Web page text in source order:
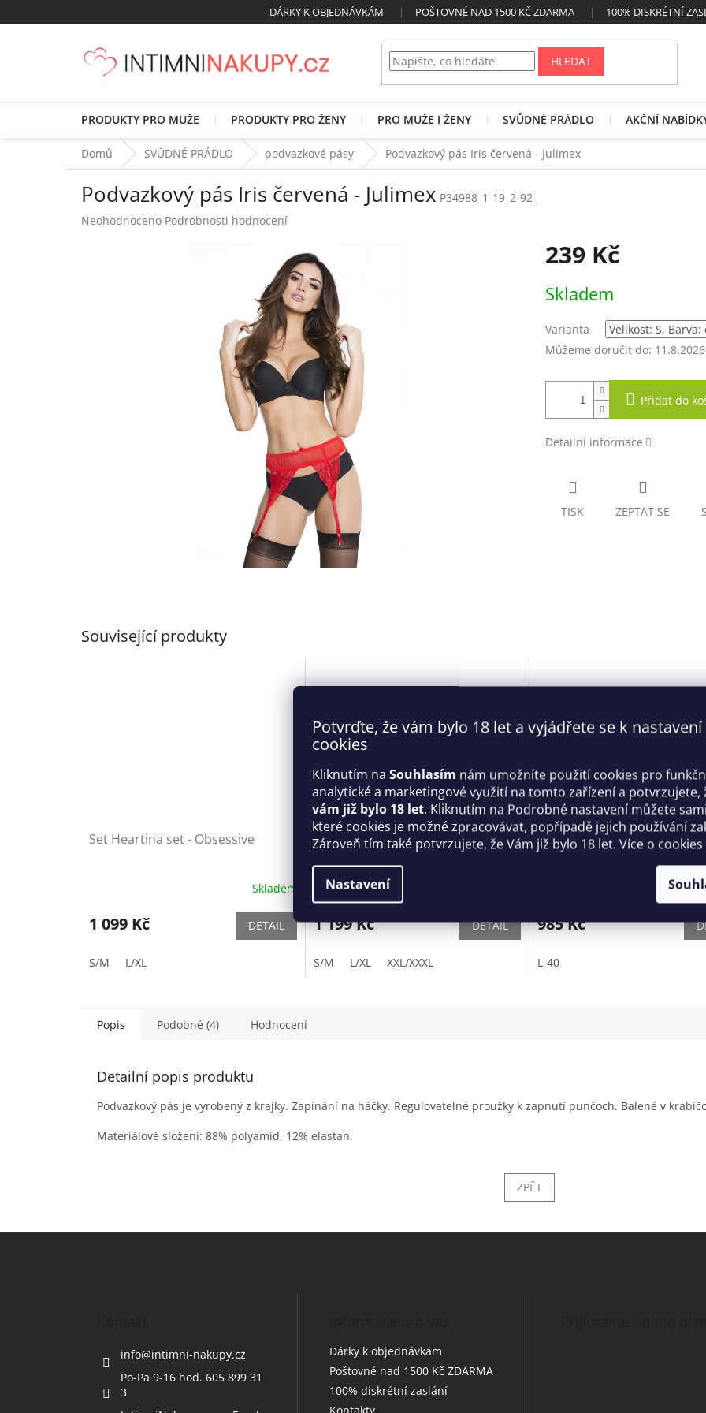
Potvrďte, že vám bylo 18 let a vyjádřete se k nastavení
cookies
Kliknutím na Souhlasím nám umožníte použití cookies pro
analytické a marketingové využití na tomto zařízení a potvrzujete,
vám již bylo 18 let. Kliknutím na Podrobné nastavení můžete
které cookies je možné zpracovávat, popřípadě jejich používání
Zároveň tím také potvrzujete, že Vám již bylo 18 let. Více o cookies
Nastavení
na
DÁRKY K OBJEDNÁVKÁM POŠTOVNÉ NAD 1500 KČ ZDARMA 100% DISKRÉTNÍ
HLEDAT
PRODUKTY PRO MUŽE PRODUKTY PRO ŽENY PRO MUŽE I ŽENY SVŮDNÉ PRÁDLO AKČNÍ
Domů SVŮDNÉ PRÁDLO podvazkové pásy Podvazkový pás Iris červená - Julimex
Podvazkový pás Iris červená - Julimex P34988_1-19_2-92_
Průměrné
Neohodnoceno Podrobnosti hodnocení
239 Kč
cena:
Skladem
Varianta
Můžeme doručit do: 11.8.2026
Přidat do
Detailní informace
TISK ZEPTAT SE
Související produkty
Set Heartina set - Obsessive
Skladem
1 099 Kč DETAIL
S/M L/XL
Kouzelný set Tiffany set červený -
1 199 Kč DETAIL
S/M L/XL XXL/XXXL
Dámský podvazkový pás V-
Červená - Axami
985 Kč
L-40
Popis Podobné (4) Hodnocení
Detailní popis produktu
Podvazkový pás je vyrobený z krajky. Zapínání na háčky. Regulovatelné proužky k zapnutí punčoch. Balené v
Materiálové složení: 88% polyamid, 12% elastan.
ZPĚT
Z
info@intimni-nakupy.cz
Po-Pa 9-16 hod. 605 899 31
3
Dárky k objednávkám
Poštovné nad 1500 Kč ZDARMA
100% diskrétní zaslání